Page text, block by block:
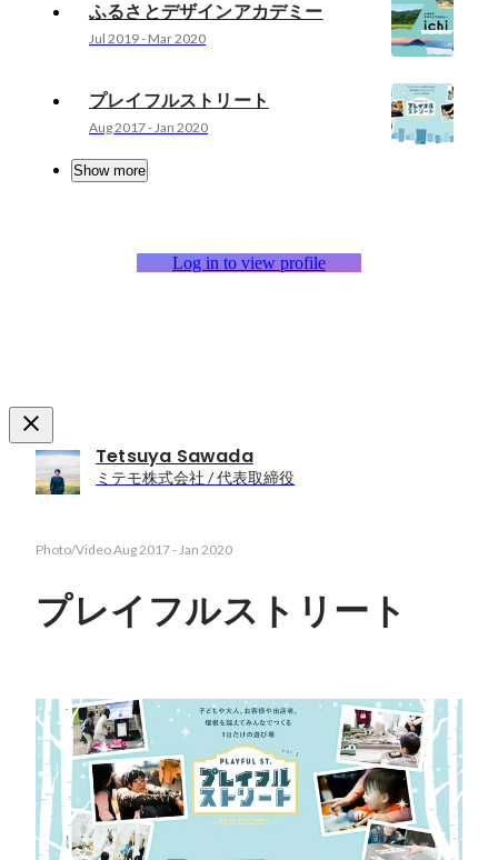
ふるさとデザインアカデミー
Jul 2019- Mar 2020
プレイフルストリート
Aug 2017-Jan 2020
Show more
Log in to view profile
Tetsuya Sawada
ミテモ株式会社 / 代表取締役
Photo/VideoAug 2017-Jan 2020
プレイフルストリート